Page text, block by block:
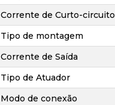
Corrente de Curto-circuito
Tipo de montagem
Corrente de Saída
Tipo de Atuador
Modo de conexão